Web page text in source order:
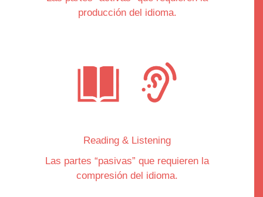
producción del idioma.
Reading & Listening
Las partes “pasivas” que requieren la
compresión del idioma.